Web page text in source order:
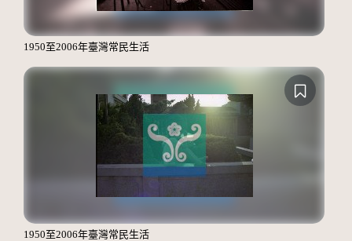
1950至2006年臺灣常民生活
1950至2006年臺灣常民生活